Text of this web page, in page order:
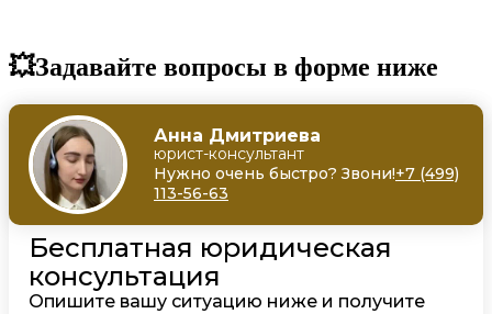
💥Задавайте вопросы в форме ниже